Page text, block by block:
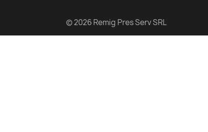
© 2026 Remig Pres Serv SRL